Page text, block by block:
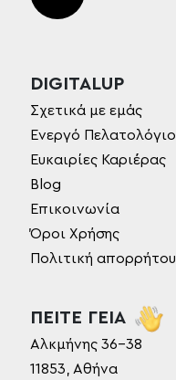
DIGITALUP
Σχετικά με εμάς
Ενεργό Πελατολόγιο
Ευκαιρίες Καριέρας
Blog
Επικοινωνία
Όροι Χρήσης
Πολιτική απορρήτου
ΠΕΙΤΕ ΓΕΙΑ
Αλκμήνης 36-38
11853, Αθήνα